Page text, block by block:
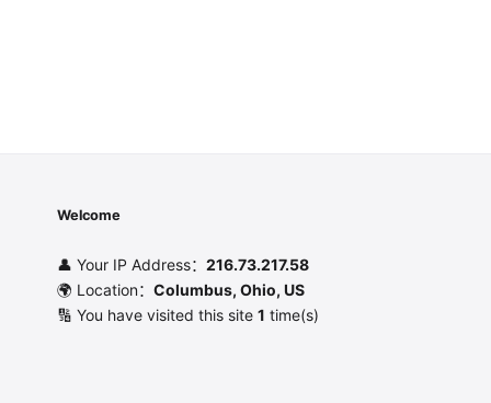
Welcome
👤 Your IP Address： 216.73.217.58
🌍 Location： Columbus, Ohio, US
🔢 You have visited this site 1 time(s)